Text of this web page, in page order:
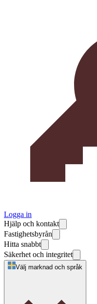
Logga in
Hjälp och kontakt
Fastighetsbyrån
Hitta snabbt
Säkerhet och integritet
Välj marknad och språk